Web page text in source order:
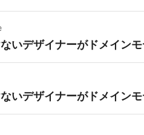
いデザイナーがドメイン
いデザイナーがドメイン